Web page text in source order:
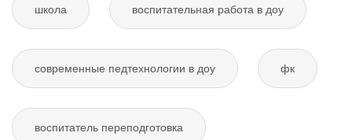
школа воспитательная работа в доу
современные педтехнологии в доу фк
воспитатель переподготовка